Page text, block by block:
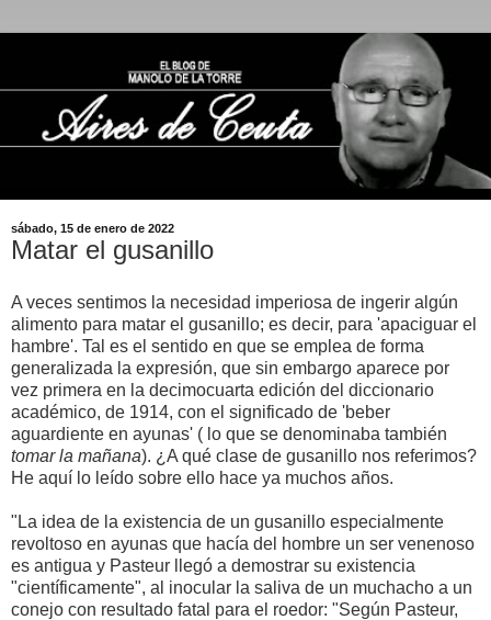
sábado, 15 de enero de 2022
Matar el gusanillo
A veces sentimos la necesidad imperiosa de ingerir algún
alimento para matar el gusanillo; es decir, para 'apaciguar el
hambre'. Tal es el sentido en que se emplea de forma
generalizada la expresión, que sin embargo aparece por
vez primera en la decimocuarta edición del diccionario
académico, de 1914, con el significado de 'beber
aguardiente en ayunas' ( lo que se denominaba también
tomar la mañana). ¿A qué clase de gusanillo nos referimos?
He aquí lo leído sobre ello hace ya muchos años.
"La idea de la existencia de un gusanillo especialmente
revoltoso en ayunas que hacía del hombre un ser venenoso
es antigua y Pasteur llegó a demostrar su existencia
"científicamente", al inocular la saliva de un muchacho a un
conejo con resultado fatal para el roedor: "Según Pasteur,